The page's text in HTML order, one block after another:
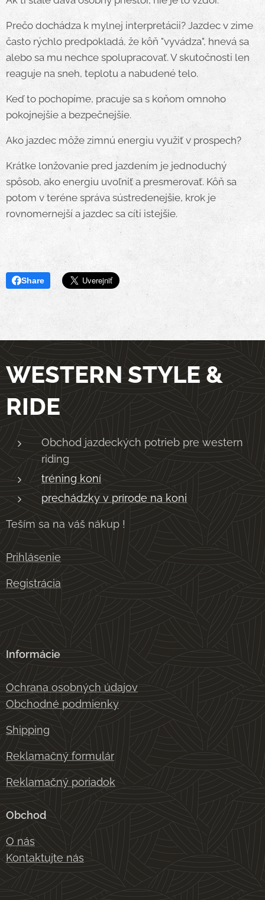
Prečo dochádza k mylnej interpretácii? Jazdec v zime
často rýchlo predpokladá, že kôň "vyvádza", hnevá sa
alebo sa mu nechce spolupracovať. V skutočnosti len
reaguje na sneh, teplotu a nabudené telo.
Keď to pochopíme, pracuje sa s koňom omnoho
pokojnejšie a bezpečnejšie.
Ako jazdec môže zimnú energiu využiť v prospech?
Krátke lonžovanie pred jazdením je jednoduchý
spôsob, ako energiu uvoľniť a presmerovať. Kôň sa
potom v teréne správa sústredenejšie, krok je
rovnomernejší a jazdec sa cíti istejšie.
Share
WESTERN STYLE &
RIDE
Obchod jazdeckých potrieb pre western
riding
tréning koní
prechádzky v prírode na koni
Teším sa na váš nákup !
Prihlásenie
Registrácia
Informácie
Ochrana osobných údajov
Obchodné podmienky
Shipping
Reklamačný formulár
Reklamačný poriadok
Obchod
O nás
Kontaktujte nás